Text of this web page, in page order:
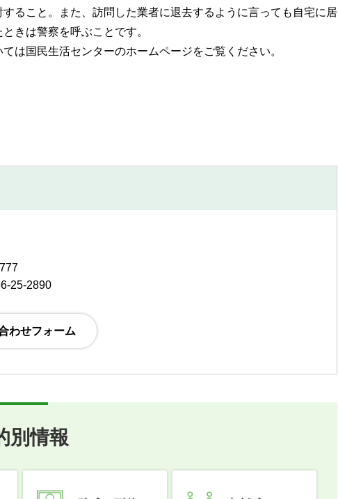
ること。また、訪問した業者に退去するように言っても自宅に居
きは警察を呼ぶことです。
は国民生活センターのホームページをご覧ください。
25-2890
別情報